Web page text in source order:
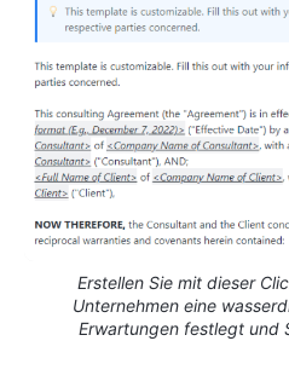
Erstellen Sie mit dieser
Unternehmen eine
Erwartungen festlegt und